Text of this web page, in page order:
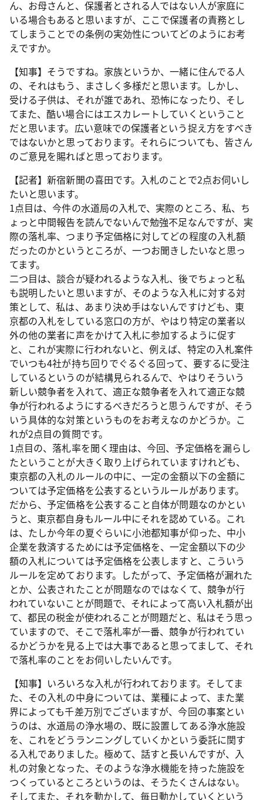
ん、お母さんと、保護者とされる人ではない人が家庭に
いる場合もあると思いますが、ここで保護者の責務とし
てしまうことでの条例の実効性についてどのようにお考
えですか。
【知事】そうですね。家族というか、一緒に住んでる人
の、それはもう、まさしく多様だと思います。しかし、
受ける子供は、それが誰であれ、恐怖になったり、そし
てまた、酷い場合にはエスカレートしていくということ
だと思います。広い意味での保護者という捉え方をすべき
ではないかと思っております。それらについても、皆さん
のご意見を賜ればと思っております。
【記者】新宿新聞の喜田です。入札のことで2点お伺いし
たいと思います。
1点目は、今件の水道局の入札で、実際のところ、私、ち
ょっと中間報告を読んでないんで勉強不足なんですが、実
際の落札率、つまり予定価格に対してどの程度の入札額
だったのかというところが、一つお聞きしたいなと思っ
てます。
二つ目は、談合が疑われるような入札、後でちょっと私
も説明したいと思いますが、そのような入札に対する対
策として、私は、あまり決め手はないんですけども、東
京都の入札をしている窓口の方が、やはり特定の業者以
外の他の業者に声をかけて入札に参加するように促す
と、これが実際に行われないと、例えば、特定の入札案件
でいつも4社が持ち回りでぐるぐる回って、要するに受注
しているというのが結構見られるんで、やはりそういう
新しい競争者を入れて、適正な競争者を入れて適正な競
争が行われるようにするべきだろうと思うんですが、そう
いう具体的な対策というものをお考えなのかどうか。こ
れが2点目の質問です。
1点目の、落札率を聞く理由は、今回、予定価格を漏らし
たということが大きく取り上げられていますけれども、
東京都の入札のルールの中に、一定の金額以下の金額に
ついては予定価格を公表するというルールがあります。
だから、予定価格を公表すること自体が問題なのかとい
うと、東京都自身もルール中にそれを認めている。これ
は、たしか今年の夏ぐらいに小池都知事が仰った、中小
企業を救済するためには予定価格を、一定金額以下の少
額の入札については予定価格を公表しますと、こういう
ルールを定めております。したがって、予定価格が漏れた
とか、公表されたことが問題なのではなくて、競争が行
われていないことが問題で、それによって高い入札額が出
て、都民の税金が使われることが問題だと、私はそう思っ
ていますので、そこで落札率が一番、競争が行われてい
るかどうかを見る上では大事であると思ってまして、それ
で落札率のことをお伺いしたいんです。
【知事】いろいろな入札が行われております。そしてま
た、その入札の中身については、業種によって、また業
界によっても千差万別でございますが、今回の事案とい
うのは、水道局の浄水場の、既に設置してある浄水施設
を、これをどうランニングしていくかという委託に関す
る入札でありました。極めて、話すと長いんですが、入
札の対象となった、そのような浄水機能を持った施設を
つくっているところというのは、そうたくさんはない。
そしてまた、それを動かして、毎日動かしていくという